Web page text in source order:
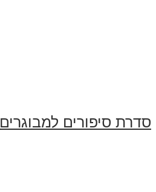
סדרת סיפורים למבוגרים